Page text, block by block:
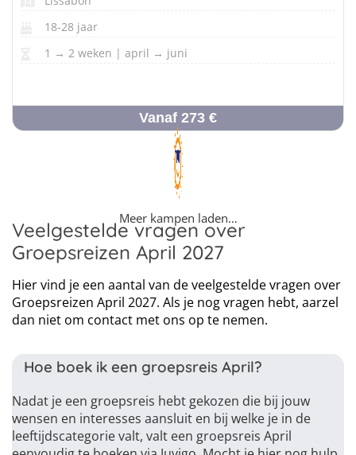
18-28 jaar
1 → 2 weken | april → juni
Vanaf 273 €
Meer kampen laden…
Veelgestelde vragen over
Groepsreizen April 2027
Hier vind je een aantal van de veelgestelde vragen over
Groepsreizen April 2027. Als je nog vragen hebt, aarzel
dan niet om contact met ons op te nemen.
Hoe boek ik een groepsreis April?
Nadat je een groepsreis hebt gekozen die bij jouw
wensen en interesses aansluit en bij welke je in de
leeftijdscategorie valt, valt een groepsreis April